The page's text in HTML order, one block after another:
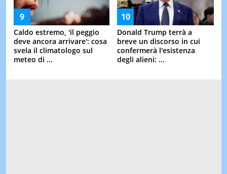
Caldo estremo, 'il peggio
deve ancora arrivare': cosa
svela il climatologo sul
meteo di ...
Donald Trump terrà a
breve un discorso in cui
confermerà l'esistenza
degli alieni: ...